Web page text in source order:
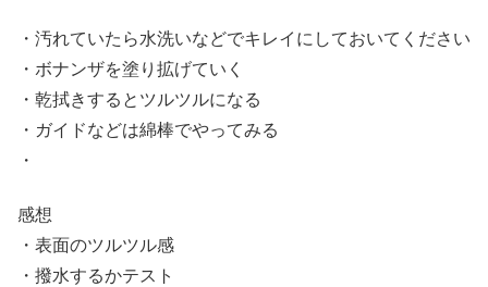
・汚れていたら水洗いなどでキレイにしておいてください
・ボナンザを塗り拡げていく
・乾拭きするとツルツルになる
・ガイドなどは綿棒でやってみる
・
感想
・表面のツルツル感
・撥水するかテスト